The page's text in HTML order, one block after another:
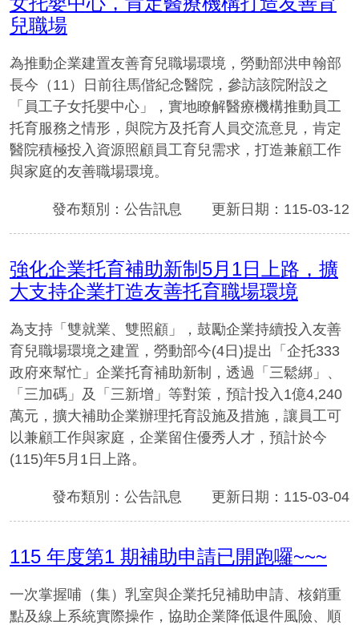
兒職場
為推動企業建置友善育兒職場環境，勞動部洪申翰部
長今（11）日前往馬偕紀念醫院，參訪該院附設之
「員工子女托嬰中心」，實地瞭解醫療機構推動員工
托育服務之情形，與院方及托育人員交流意見，肯定
醫院積極投入資源照顧員工育兒需求，打造兼顧工作
與家庭的友善職場環境。
發布類別：公告訊息 更新日期：115-03-12
強化企業托育補助新制5月1日上路，擴
大支持企業打造友善托育職場環境
為支持「雙就業、雙照顧」，鼓勵企業持續投入友善
育兒職場環境之建置，勞動部今(4日)提出「企托333
政府來幫忙」企業托育補助新制，透過「三鬆綁」、
「三加碼」及「三新增」等對策，預計投入1億4,240
萬元，擴大補助企業辦理托育設施及措施，讓員工可
以兼顧工作與家庭，企業留住優秀人才，預計於今
(115)年5月1日上路。
發布類別：公告訊息 更新日期：115-03-04
115 年度第1 期補助申請已開跑囉~~~
一次掌握哺（集）乳室與企業托兒補助申請、核銷重
點及線上系統實際操作，協助企業降低退件風險、順